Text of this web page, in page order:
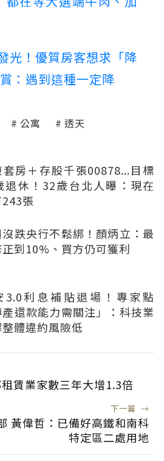
光！優質房客想求「降
：遇到這種一定降
公寓 透天
套房＋存股千張00878...目標
退休！32歲台北人曝：現在
張
跌央行不鬆綁！顏炳立：最
到10%、買方仍可獲利
3.0利息補貼退場！專家點
產還款能力需關注」：科技業
體違約風險低
賃業家數三年大增1.3倍
下一篇 →
黃偉哲：已備好高鐵和南科
特定區二處用地